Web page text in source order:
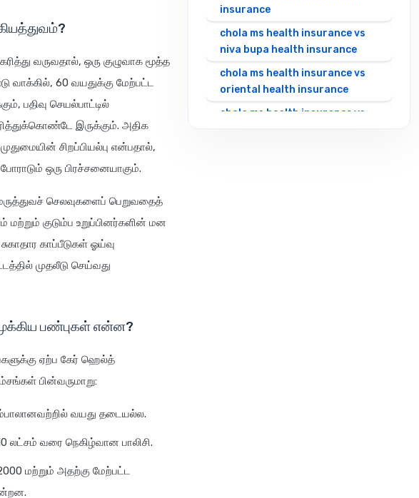
வருவதால், ஒரு குழுவாக மூத்த
வாக்கில், 60 வயதுக்கு மேற்பட்ட
பதிவு செயல்பாட்டில்
இருக்கும். அதிக
சிறப்பியல்பு என்பதால்,
ஒரு பிரச்சனையாகும்.
செலவுகளைப் பெறுவதைத்
குடும்ப உறுப்பினர்களின் மன
காப்பீடுகள் ஓய்வு
முதலீடு செய்வது
பண்புகள் என்ன?
ஏற்ப கேர் ஹெல்த்
பின்வருமாறு:
வயது தடையல்ல.
லட்சம் வரை நெகிழ்வான பாலிசி.
மற்றும் அதற்கு மேற்பட்ட
insurance
chola ms health insurance vs
niva bupa health insurance
chola ms health insurance vs
oriental health insurance
chola ms health insurance vs